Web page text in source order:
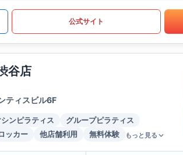
公式サイト
谷店
ティスビル6F
シンピラティス
グループピラティス
ッカー 他店舗利用 無料体験 もっと見る